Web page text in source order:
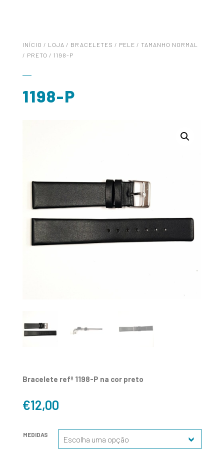
INÍCIO / LOJA / BRACELETES / PELE / TAMANHO NORMAL
/ PRETO / 1198-P
1198-P
Bracelete refº 1198-P na cor preto
€12,00
MEDIDAS